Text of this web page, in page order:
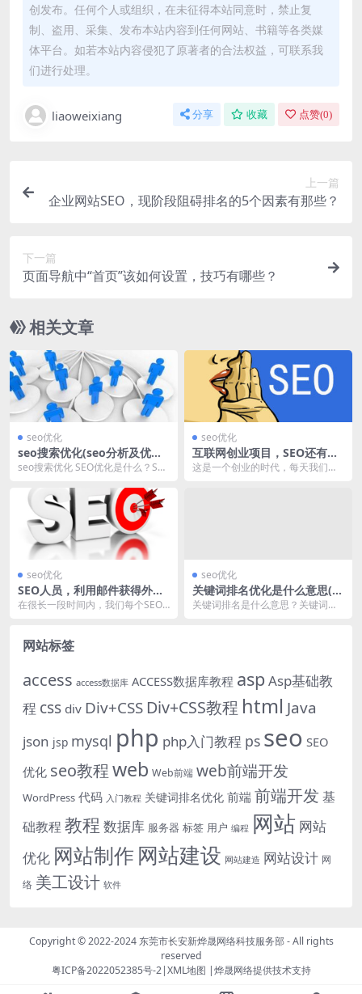
创发布。任何个人或组织，在未征得本站同意时，禁止复
制、盗用、采集、发布本站内容到任何网站、书籍等各类媒
体平台。如若本站内容侵犯了原著者的合法权益，可联系我
们进行处理。
liaoweixiang 分享 收藏 点赞(0)
上一篇
企业网站SEO，现阶段阻碍排名的5个因素有那些？
下一篇
页面导航中“首页”该如何设置，技巧有哪些？
相关文章
seo优化
seo搜索优化(seo分析及优化
建议)
seo搜索优化 SEO优化是什么？SE
办法。主要的...
seo优化
互联网创业项目，SEO还有利
可图吗？
这是一个创业的时代，每天我们都
seo优化
SEO人员，利用邮件获得外
链，靠谱吗？
在很长一段时间内，我们每个SEO
seo优化
关键词排名优化是什么意思(提
升关键词排名的方法)
关键词排名是什么意思？关键词排
网站标签
access access数据库 ACCESS数据库教程 asp Asp基础教
程 css div Div+CSS Div+CSS教程 html Java
json jsp mysql php php入门教程 ps seo SEO
优化 seo教程web Web前端 web前端开发
WordPress 代码 入门教程 关键词排名优化 前端 前端开发 基
础教程 教程 数据库 服务器 标签 用户 编程 网站 网站
优化 网站制作 网站建设 网站建造 网站设计 网
络 美工设计 软件
Copyright © 2022-2024 东莞市长安新烨晟网络科技服务部- All rights
reserved
粤ICP备2022052385号-2|XML地图 |烨晟网络提供技术支持